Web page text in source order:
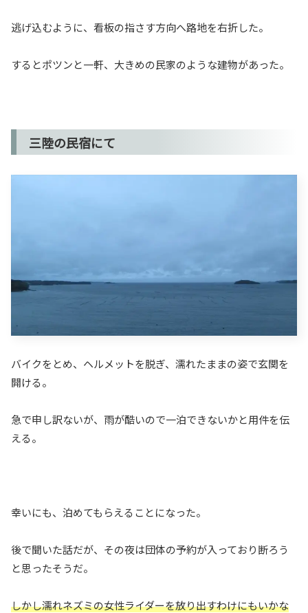
逃げ込むように、看板の指さす方向へ路地を右折した。
するとポツンと一軒、大きめの民家のような建物があった。
三陸の民宿にて
バイクをとめ、ヘルメットを脱ぎ、濡れたままの姿で玄関を
開ける。
急で申し訳ないが、雨が酷いので一泊できないかと用件を伝
える。
幸いにも、泊めてもらえることになった。
後で聞いた話だが、その夜は団体の予約が入っており断ろう
と思ったそうだ。
しかし濡れネズミの女性ライダーを放り出すわけにもいかな